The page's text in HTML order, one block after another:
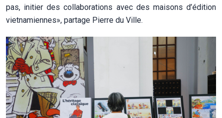
pas, initier des collaborations avec des maisons d’édition
vietnamiennes», partage Pierre du Ville.